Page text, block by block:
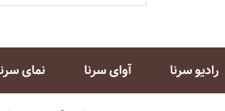
رادیو سرنا آوای سرنا نمای